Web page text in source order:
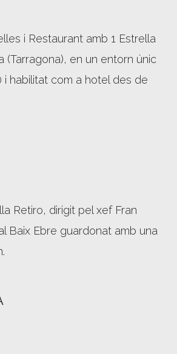
i Restaurant amb 1 Estrella
(Tarragona), en un entorn únic
i habilitat com a hotel des de
Retiro, dirigit pel xef Fran
Baix Ebre guardonat amb una